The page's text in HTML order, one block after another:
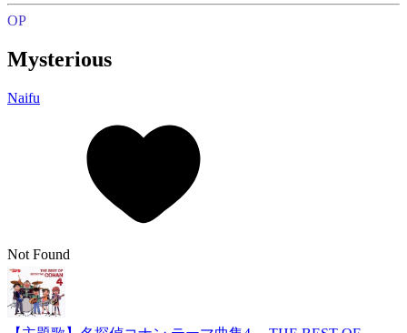
OP
Mysterious
Naifu
Not Found